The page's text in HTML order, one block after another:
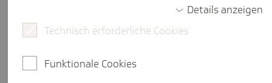
folgenden Teilnahmebedingungen. Lesen Sie diese
aufmerksam durch, bevor Sie "Meine TK" nutzen.
Mit Ihrer Teilnahmeerklärung stimmen Sie den
Teilnahmebedingungen zu, zusätzlich gelten die
Allgemeinen Nutzungs- und
Details anzeigen
Technisch erforderliche Cookies
Funktionale Cookies